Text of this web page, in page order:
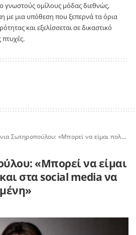
γνωστούς ομίλους μόδας διεθνώς,
με μια υπόθεση που ξεπερνά τα όρια
και εξελίσσεται σε δικαστικό
πτυχές.
«Μπορεί να είμαι πολύ θλιμμένη και στα social media να δείχνω ευτυχισμένη»
«Μπορεί να είμαι
στα social media να